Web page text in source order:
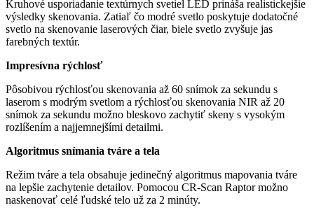
Kruhové usporiadanie textúrnych svetiel LED prináša realistickejšie
výsledky skenovania. Zatiaľ čo modré svetlo poskytuje dodatočné
svetlo na skenovanie laserových čiar, biele svetlo zvyšuje jas
farebných textúr.
Impresívna rýchlosť
Pôsobivou rýchlosťou skenovania až 60 snímok za sekundu s
laserom s modrým svetlom a rýchlosťou skenovania NIR až 20
snímok za sekundu možno bleskovo zachytiť skeny s vysokým
rozlíšením a najjemnejšími detailmi.
Algoritmus snímania tváre a tela
Režim tváre a tela obsahuje jedinečný algoritmus mapovania tváre
na lepšie zachytenie detailov. Pomocou CR-Scan Raptor možno
naskenovať celé ľudské telo už za 2 minúty.